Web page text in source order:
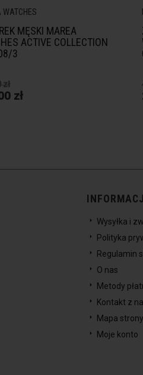
WATCHES
MĘSKI MAREA
ACTIVE COLLECTION
3
zł
Wysyłka i
Polityka
Regulamin
O nas
Metody
Kontakt z
Mapa strony
Moje konto